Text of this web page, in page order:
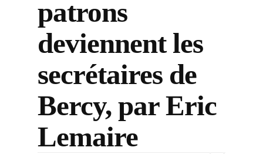
patrons
deviennent les
secrétaires de
Bercy, par Eric
Lemaire